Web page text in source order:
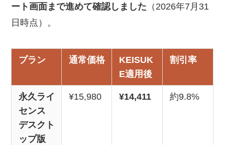
ート画面まで進めて確認しました （2026年7月31
日時点）。
プラン 通常価格
KEISUK
E適用後
割引率
永久ライ
センス
デスクト
ップ版
¥15,980 ¥14,411 約9.8%